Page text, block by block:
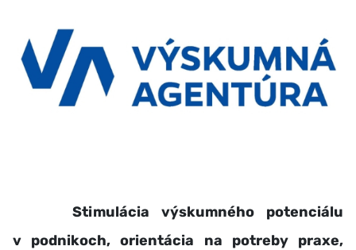
Stimulácia výskumného potenciálu
v podnikoch, orientácia na potreby praxe,